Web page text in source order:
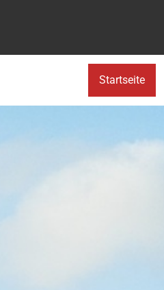
Startseite